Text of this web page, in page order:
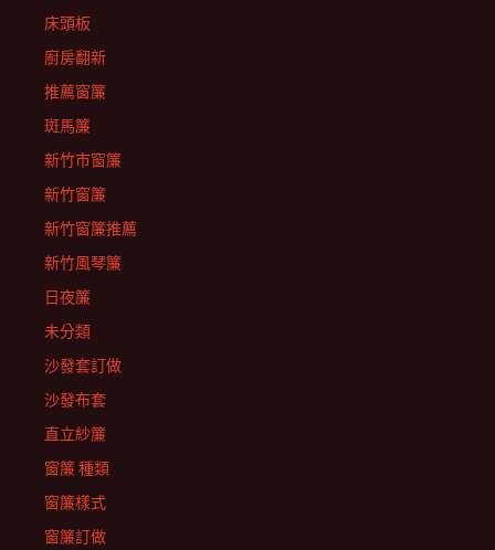
床頭板
廚房翻新
推薦窗簾
斑馬簾
新竹市窗簾
新竹窗簾
新竹窗簾推薦
新竹風琴簾
日夜簾
未分類
沙發套訂做
沙發布套
直立紗簾
窗簾 種類
窗簾樣式
窗簾訂做